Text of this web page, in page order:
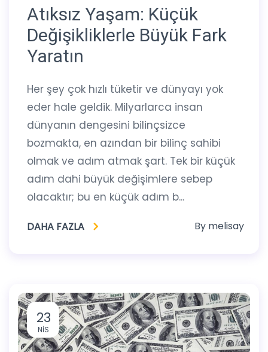
Atıksız Yaşam: Küçük
Değişikliklerle Büyük Fark
Yaratın
Her şey çok hızlı tüketir ve dünyayı yok
eder hale geldik. Milyarlarca insan
dünyanın dengesini bilinçsizce
bozmakta, en azından bir bilinç sahibi
olmak ve adım atmak şart. Tek bir küçük
adım dahi büyük değişimlere sebep
olacaktır; bu en küçük adım b...
DAHA FAZLA By melisay
23
NIS